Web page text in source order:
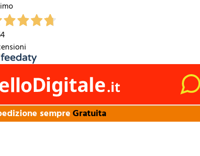
sempreGratuita